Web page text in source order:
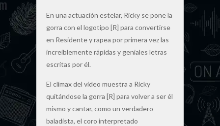
En una actuación estelar, Ricky se pone la
gorra con el logotipo [R] para convertirse
en Residente y rapea por primera vez las
increíblemente rápidas y geniales letras
escritas por él.
El clímax del video muestra a Ricky
quitándose la gorra [R] para volver a ser él
mismo y cantar, como un verdadero
baladista, el coro interpretado